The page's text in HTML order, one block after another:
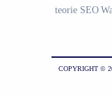
teorie SEO
COPYRIGHT ©